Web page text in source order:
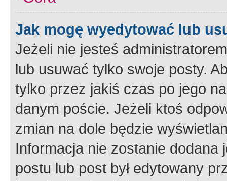
Jak mogę wyedytować lub
Jeżeli nie jesteś
lub usuwać tylko swoje posty.
tylko przez jakiś czas po jego
danym poście. Jeżeli ktoś
zmian na dole będzie
Informacja nie zostanie dodana
postu lub post był edytowany